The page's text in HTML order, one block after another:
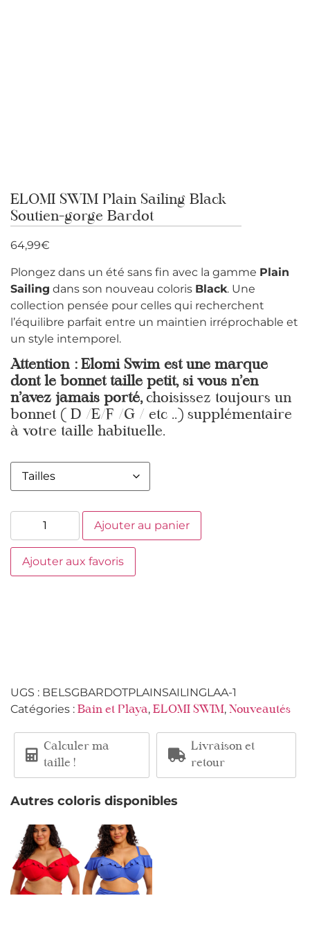
ELOMI SWIM Plain Sailing Black
Soutien-gorge Bardot
64,99€
Plongez dans un été sans fin avec la gamme Plain
Sailing dans son nouveau coloris Black. Une
collection pensée pour celles qui recherchent
l’équilibre parfait entre un maintien irréprochable et
un style intemporel.
Attention : Elomi Swim est une marque
dont le bonnet taille petit, si vous n’en
n’avez jamais porté, choisissez toujours un
bonnet ( D /E/F /G / etc ..) supplémentaire
à votre taille habituelle.
Ajouter au panier
Ajouter aux favoris
UGS : BELSGBARDOTPLAINSAILINGLAA-1
Catégories : Bain et Playa, ELOMI SWIM, Nouveautés
Calculer ma
taille !
Livraison et
retour
Autres coloris disponibles